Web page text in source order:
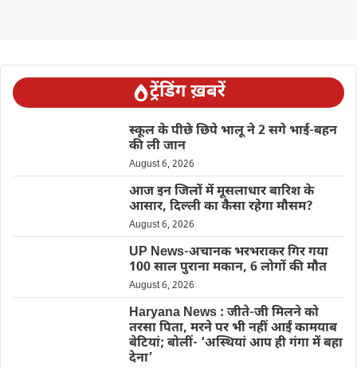
ट्रेंडिंग ख़बरें
स्कूल के पीछे छिपे भालू ने 2 सगे भाई-बहन
की ली जान
August 6, 2026
आज इन जिलों में मूसलाधार बारिश के
आसार, दिल्ली का कैसा रहेगा मौसम?
August 6, 2026
UP News-अचानक भरभराकर गिर गया
100 साल पुराना मकान, 6 लोगों की मौत
August 6, 2026
Haryana News : जीते-जी मिलने को
तरसा पिता, मरने पर भी नहीं आईं कामयाब
बेटियां; बोलीं- ‘अस्थियां आप ही गंगा में बहा
देना’